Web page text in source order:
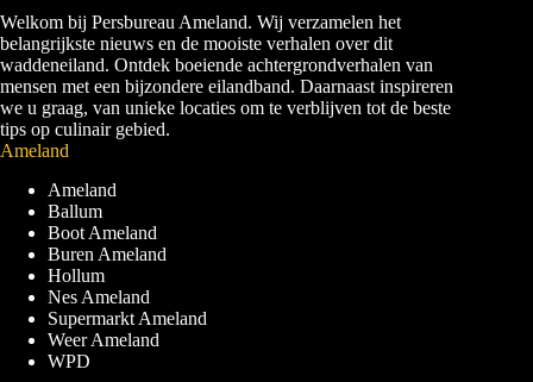
Welkom bij Persbureau Ameland. Wij verzamelen het
belangrijkste nieuws en de mooiste verhalen over dit
waddeneiland. Ontdek boeiende achtergrondverhalen van
mensen met een bijzondere eilandband. Daarnaast inspireren
we u graag, van unieke locaties om te verblijven tot de beste
tips op culinair gebied.
Ameland
Ameland
Ballum
Boot Ameland
Buren Ameland
Hollum
Nes Ameland
Supermarkt Ameland
Weer Ameland
WPD